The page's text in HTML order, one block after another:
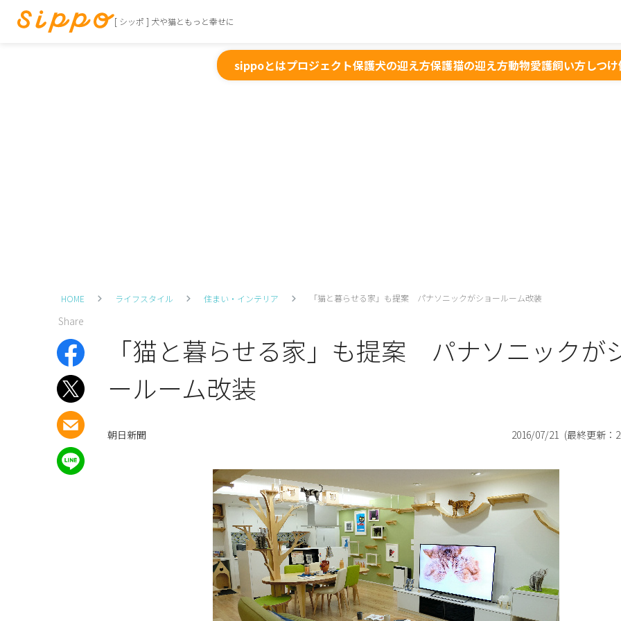
[ シッポ ] 犬や猫ともっと幸せに
sippoとはプロジェクト保護犬の迎え方保護猫の迎え方動物愛護飼い方しつけ
HOME ライフスタイル 住まい・インテリア 「猫と暮らせる家」も提案 パナソニックがショールーム改装
Share
「猫と暮らせる家」も提案 パナソニックが
ールーム改装
朝日新聞 2016/07/21 (最終更新：